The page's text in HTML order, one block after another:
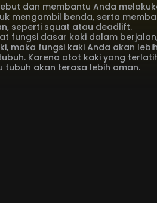
dan membantu Anda
mengambil benda, serta
seperti squat atau deadlift.
fungsi dasar kaki dalam
maka fungsi kaki Anda akan
Karena otot kaki yang
tubuh akan terasa lebih aman.